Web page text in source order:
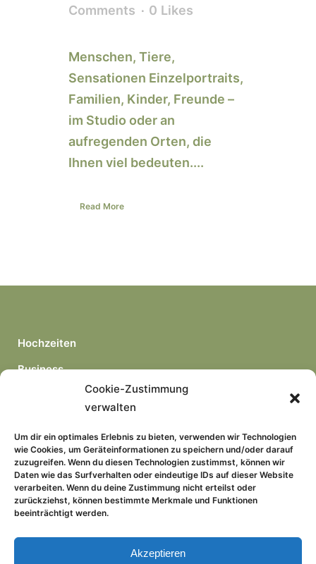
Cookie-Zustimmung
verwalten
Um dir ein optimales Erlebnis zu bieten, verwenden wir Technologien
wie Cookies, um Geräteinformationen zu speichern und/oder darauf
zuzugreifen. Wenn du diesen Technologien zustimmst, können wir
Daten wie das Surfverhalten oder eindeutige IDs auf dieser Website
verarbeiten. Wenn du deine Zustimmung nicht erteilst oder
zurückziehst, können bestimmte Merkmale und Funktionen
beeinträchtigt werden.
Akzeptieren
Comments
0 Likes
Menschen, Tiere,
Sensationen Einzelportraits,
Familien, Kinder, Freunde –
im Studio oder an
aufregenden Orten, die
Ihnen viel bedeuten....
Read More
Hochzeiten
Business
Kontakt